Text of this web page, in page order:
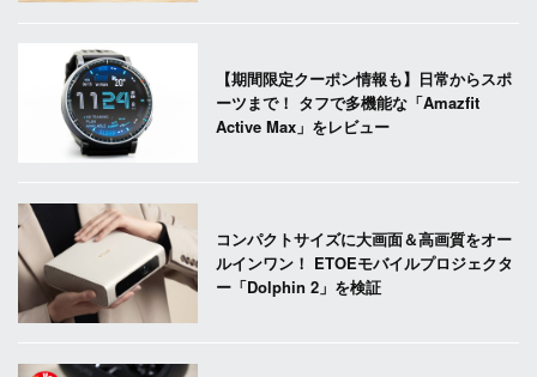
【期間限定クーポン情報も】日常からスポ
ーツまで！ タフで多機能な「Amazfit
Active Max」をレビュー
コンパクトサイズに大画面＆高画質をオー
ルインワン！ ETOEモバイルプロジェクタ
ー「Dolphin 2」を検証